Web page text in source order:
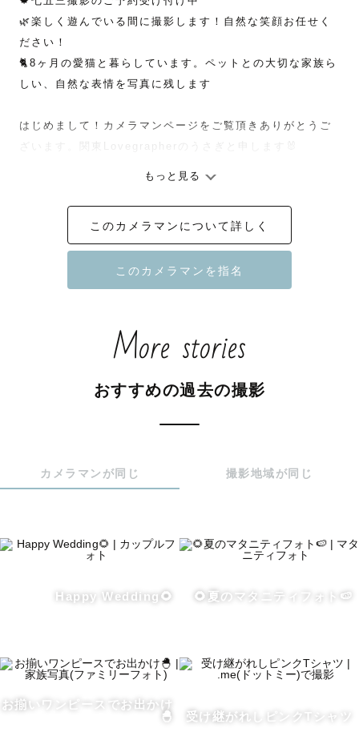
🌿楽しく遊んでいる間に撮影します！自然な笑顔お任せく
ださい！
🐈8ヶ月の愛猫と暮らしています。ペットとの大切な家族ら
しい、自然な表情を写真に残します
はじめまして！カメラマンページをご覧頂きありがとうご
🐰「うさぎ」について🐰
・のほほんとしているので初めましての人と打ち解けやす
・猫さんと暮らしてきたスキルを活かして動物とも打ち解
・子供が大好きで友達のお子ちゃんを溺愛しています
見るたびに、あのときの幸せな気持ちを思い出すことがで
きる大切な一枚です！
そんなふうに、未来で見返したときに心があたたかくなる
その人らしさが伝わる一瞬を、大切に切り取っていきたい
もっと見る
このカメラマンについて詳しく
More stories
おすすめの過去の撮影
カメラマンが同じ 撮影地域が同じ
Happy Wedding🌻 🌻夏のマタニティフォト🍉
お揃いワンピースでお出かけ
🐣
受け継がれしピンクTシャツ